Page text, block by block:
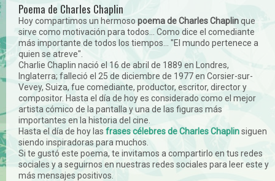
Poema de Charles Chaplin
Hoy compartimos un hermoso poema de Charles Chaplinque
sirve como motivación para todos... Como dice el comediante
más importante de todos los tiempos... "El mundo pertenece a
quien se atreve".
Charlie Chaplin nació el 16 de abril de 1889 en Londres,
Inglaterra; falleció el 25 de diciembre de 1977 en Corsier-sur-
Vevey, Suiza, fue comediante, productor, escritor, director y
compositor. Hasta el día de hoy es considerado como el mejor
artista cómico de la pantalla y una de las figuras más
importantes en la historia del cine.
Hasta el día de hoy las frases célebres de Charles Chaplinsiguen
siendo inspiradoras para muchos.
Si te gustó este poema, te invitamos a compartirlo en tus redes
sociales y a seguirnos en nuestras redes sociales para leer este y
más mensajes positivos.